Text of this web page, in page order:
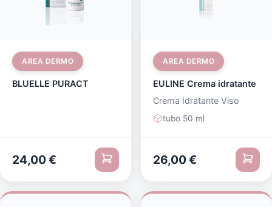
AREA DERMO
BLUELLE PURACT
24,00€
AREA DERMO
EULINE Crema idratante
Crema Idratante Viso
tubo 50 ml
26,00€